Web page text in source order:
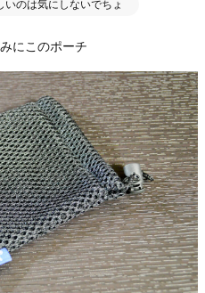
のは気にしないでちょ
にこのポーチ